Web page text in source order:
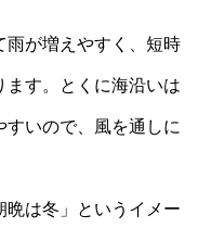
雨が増えやすく、短時
ます。とくに海沿いは
すいので、風を通しに
晩は冬」というイメー